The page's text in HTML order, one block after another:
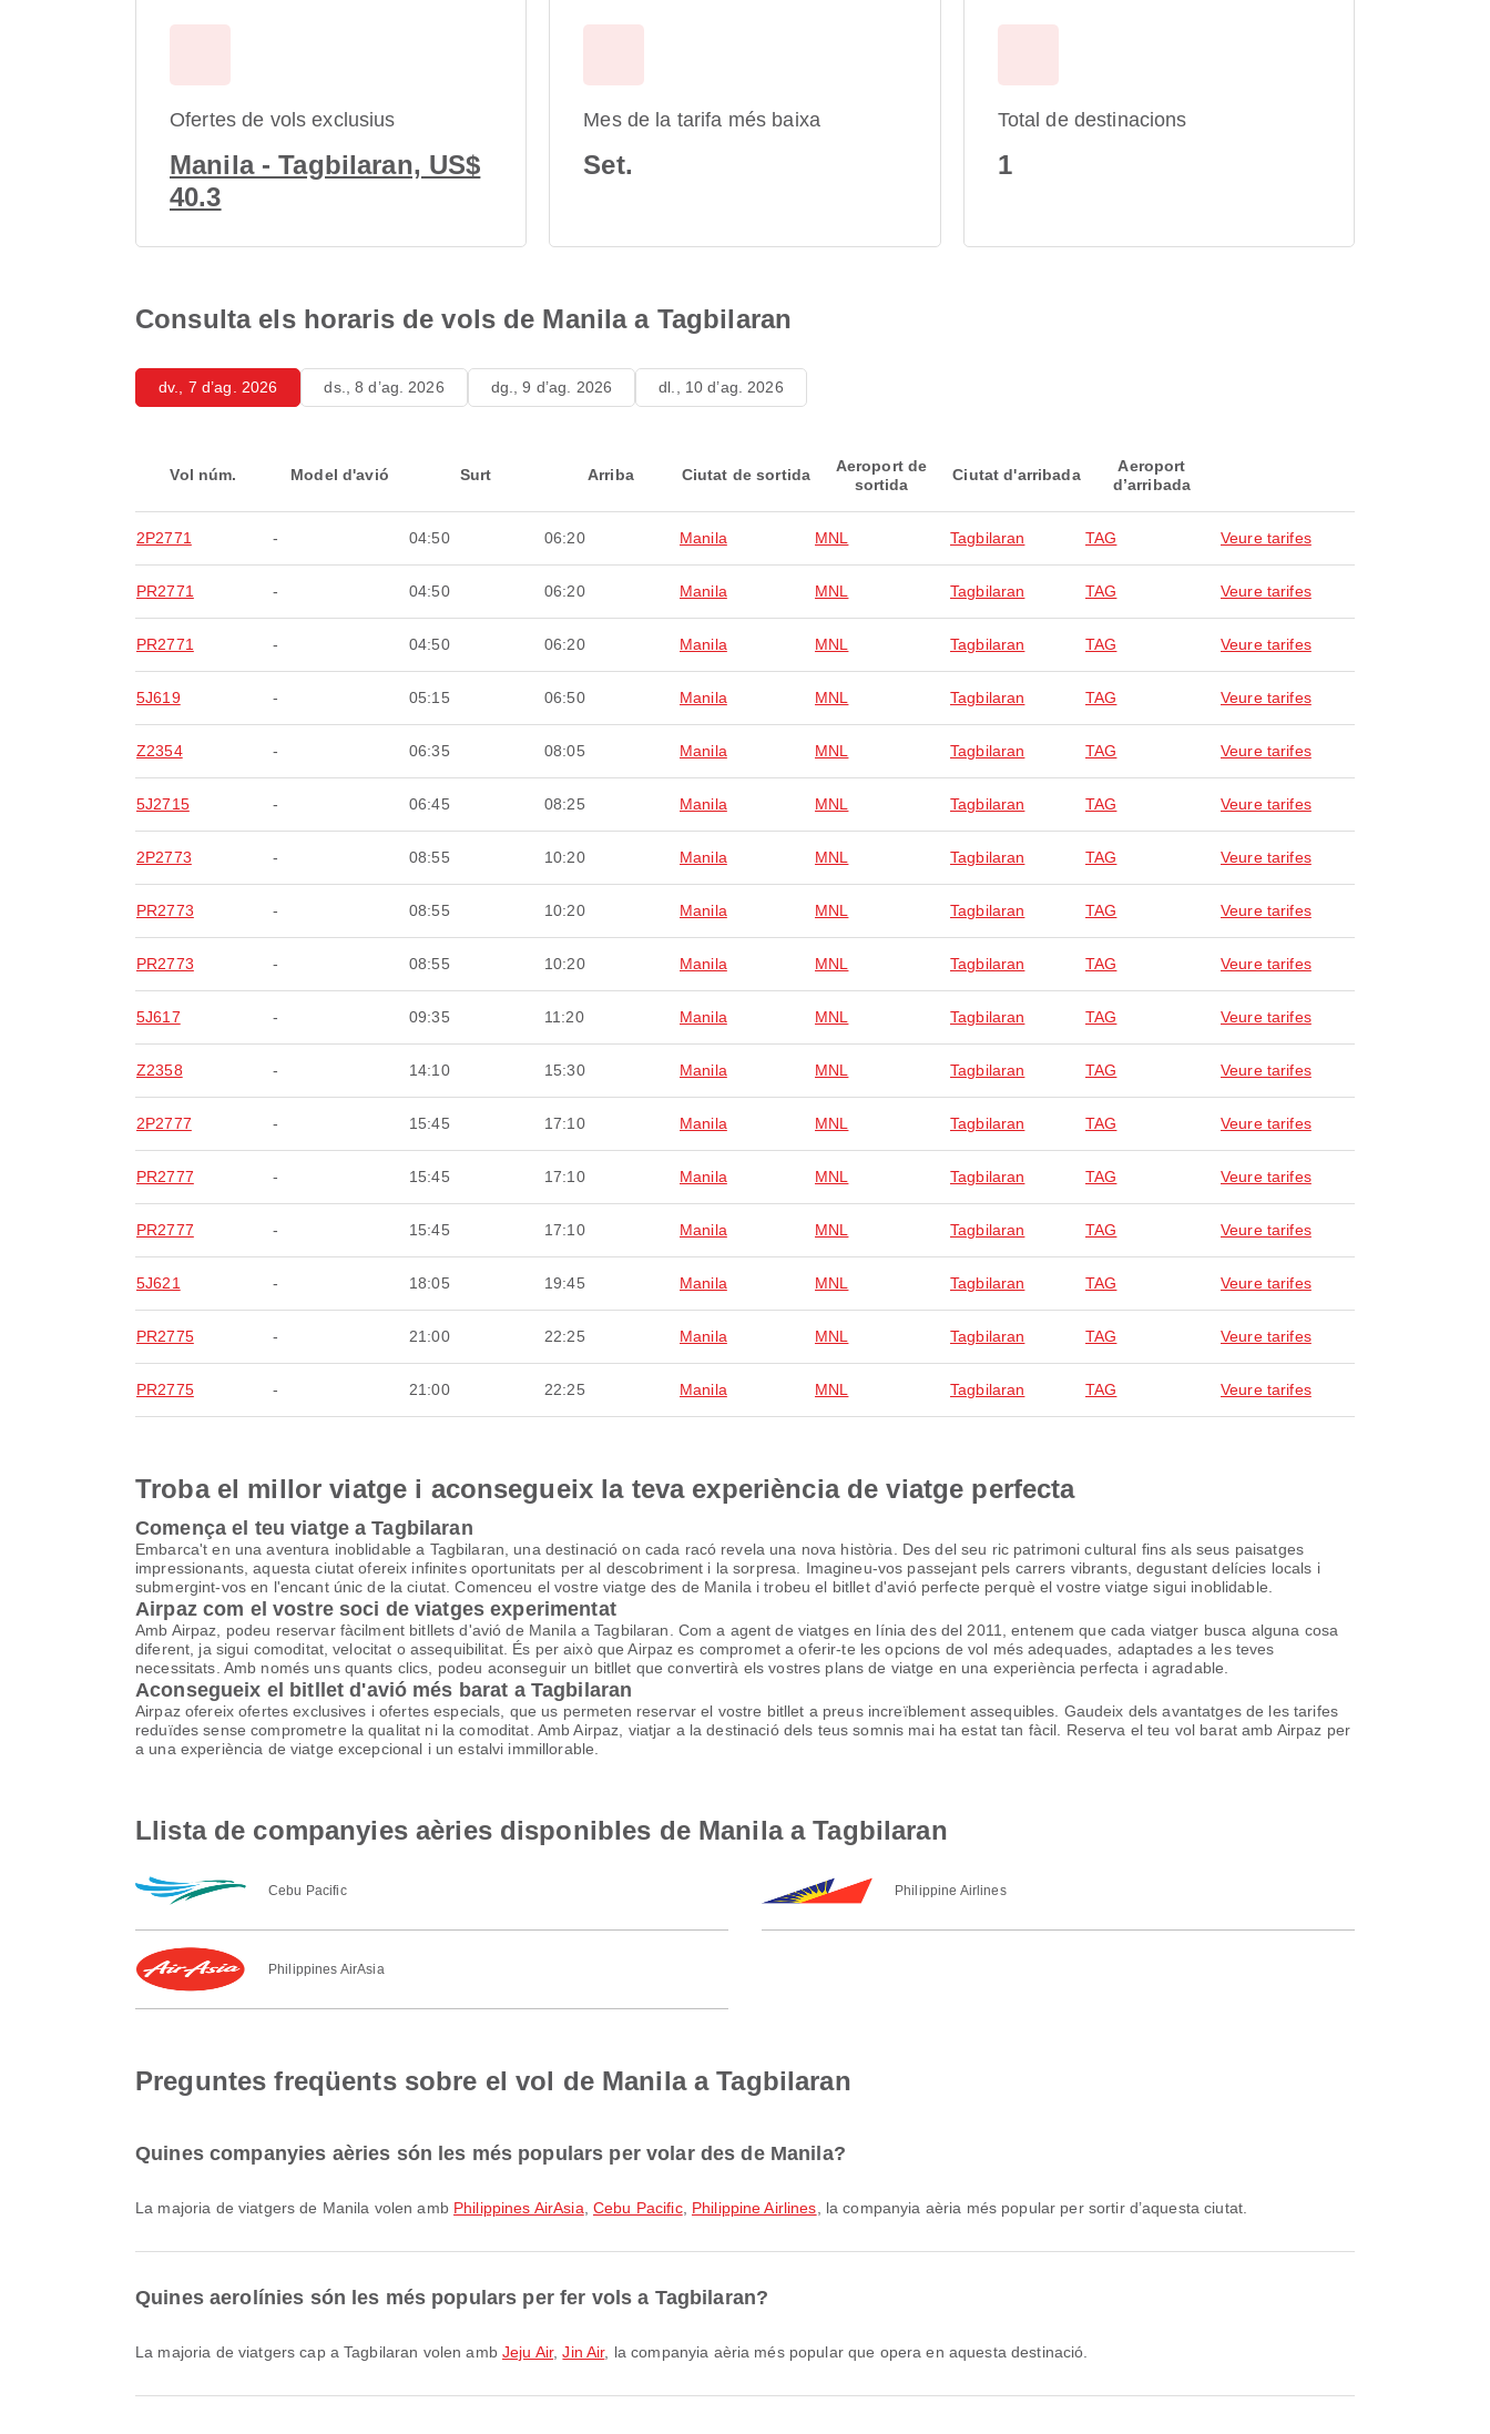
Ofertes de vols exclusius
Manila - Tagbilaran, US$
40.3
Mes de la tarifa més baixa
Set.
Total de destinacions
1
Consulta els horaris de vols de Manila a Tagbilaran
dv., 7 d’ag. 2026 ds., 8 d’ag. 2026 dg., 9 d’ag. 2026 dl., 10 d’ag. 2026
Vol núm. Model d'avió Surt Arriba Ciutat de sortida
Aeroport de
sortida
Ciutat d'arribada
Aeroport
d’arribada
2P2771 - 04:50 06:20 Manila MNL Tagbilaran TAG Veure tarifes
PR2771 - 04:50 06:20 Manila MNL Tagbilaran TAG Veure tarifes
PR2771 - 04:50 06:20 Manila MNL Tagbilaran TAG Veure tarifes
5J619 - 05:15 06:50 Manila MNL Tagbilaran TAG Veure tarifes
Z2354 - 06:35 08:05 Manila MNL Tagbilaran TAG Veure tarifes
5J2715 - 06:45 08:25 Manila MNL Tagbilaran TAG Veure tarifes
2P2773 - 08:55 10:20 Manila MNL Tagbilaran TAG Veure tarifes
PR2773 - 08:55 10:20 Manila MNL Tagbilaran TAG Veure tarifes
PR2773 - 08:55 10:20 Manila MNL Tagbilaran TAG Veure tarifes
5J617 - 09:35 11:20 Manila MNL Tagbilaran TAG Veure tarifes
Z2358 - 14:10 15:30 Manila MNL Tagbilaran TAG Veure tarifes
2P2777 - 15:45 17:10 Manila MNL Tagbilaran TAG Veure tarifes
PR2777 - 15:45 17:10 Manila MNL Tagbilaran TAG Veure tarifes
PR2777 - 15:45 17:10 Manila MNL Tagbilaran TAG Veure tarifes
5J621 - 18:05 19:45 Manila MNL Tagbilaran TAG Veure tarifes
PR2775 - 21:00 22:25 Manila MNL Tagbilaran TAG Veure tarifes
PR2775 - 21:00 22:25 Manila MNL Tagbilaran TAG Veure tarifes
Troba el millor viatge i aconsegueix la teva experiència de viatge perfecta
Comença el teu viatge a Tagbilaran
Embarca't en una aventura inoblidable a Tagbilaran, una destinació on cada racó revela una nova història. Des del seu ric patrimoni cultural fins als seus paisatges
impressionants, aquesta ciutat ofereix infinites oportunitats per al descobriment i la sorpresa. Imagineu-vos passejant pels carrers vibrants, degustant delícies locals i
submergint-vos en l'encant únic de la ciutat. Comenceu el vostre viatge des de Manila i trobeu el bitllet d'avió perfecte perquè el vostre viatge sigui inoblidable.
Airpaz com el vostre soci de viatges experimentat
Amb Airpaz, podeu reservar fàcilment bitllets d'avió de Manila a Tagbilaran. Com a agent de viatges en línia des del 2011, entenem que cada viatger busca alguna cosa
diferent, ja sigui comoditat, velocitat o assequibilitat. És per això que Airpaz es compromet a oferir-te les opcions de vol més adequades, adaptades a les teves
necessitats. Amb només uns quants clics, podeu aconseguir un bitllet que convertirà els vostres plans de viatge en una experiència perfecta i agradable.
Aconsegueix el bitllet d'avió més barat a Tagbilaran
Airpaz ofereix ofertes exclusives i ofertes especials, que us permeten reservar el vostre bitllet a preus increïblement assequibles. Gaudeix dels avantatges de les tarifes
reduïdes sense comprometre la qualitat ni la comoditat. Amb Airpaz, viatjar a la destinació dels teus somnis mai ha estat tan fàcil. Reserva el teu vol barat amb Airpaz per
a una experiència de viatge excepcional i un estalvi immillorable.
Llista de companyies aèries disponibles de Manila a Tagbilaran
Cebu Pacific Philippine Airlines
Philippines AirAsia
Preguntes freqüents sobre el vol de Manila a Tagbilaran
Quines companyies aèries són les més populars per volar des de Manila?
La majoria de viatgers de Manila volen amb Philippines AirAsia Cebu Pacific, Philippine Airlines , la companyia aèria més popular per sortir d’aquesta ciutat.
Quines aerolínies són les més populars per fer vols a Tagbilaran?
La majoria de viatgers cap a Tagbilaran volen ambJeju Air,Jin Air, la companyia aèria més popular que opera en aquesta destinació.